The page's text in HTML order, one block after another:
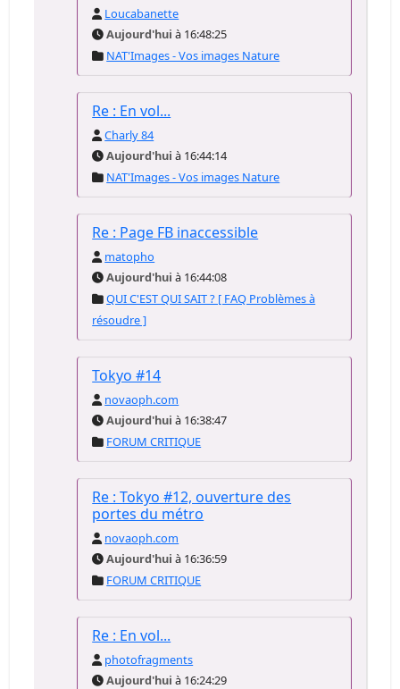
Loucabanette
Aujourd'hui à 16:48:25
NAT'Images - Vos images Nature
Re : En vol...
Charly 84
Aujourd'hui à 16:44:14
NAT'Images - Vos images Nature
Re : Page FB inaccessible
matopho
Aujourd'hui à 16:44:08
QUI C'EST QUI SAIT ? [ FAQ Problèmes à
résoudre ]
Tokyo #14
novaoph.com
Aujourd'hui à 16:38:47
FORUM CRITIQUE
Re : Tokyo #12, ouverture des
portes du métro
novaoph.com
Aujourd'hui à 16:36:59
FORUM CRITIQUE
Re : En vol...
photofragments
Aujourd'hui à 16:24:29